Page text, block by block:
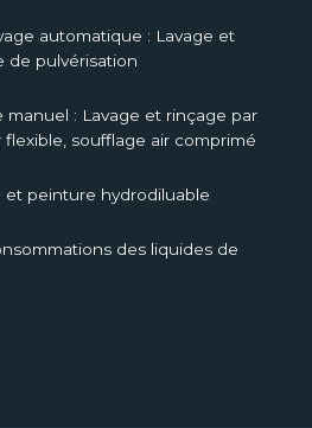
automatique : Lavage et
de pulvérisation
manuel : Lavage et rinçage par
flexible, soufflage air comprimé
et peinture hydrodiluable
des liquides de